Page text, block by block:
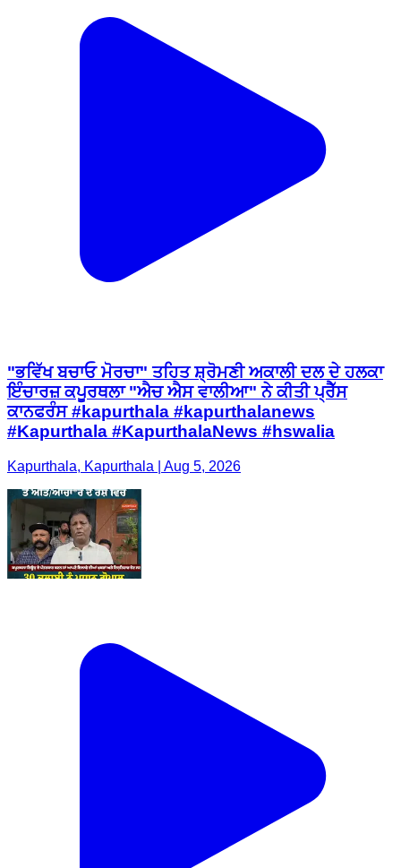
"ਭਵਿੱਖ ਬਚਾਓ ਮੋਰਚਾ" ਤਹਿਤ ਸ਼੍ਰੋਮਣੀ ਅਕਾਲੀ ਦਲ ਦੇ ਹਲਕਾ
ਇੰਚਾਰਜ਼ ਕਪੂਰਥਲਾ "ਐਚ ਐਸ ਵਾਲੀਆ" ਨੇ ਕੀਤੀ ਪ੍ਰੈੱਸ
ਕਾਨਫਰੰਸ #kapurthala #kapurthalanews
#Kapurthala #KapurthalaNews #hswalia
Kapurthala, Kapurthala | Aug 5, 2026